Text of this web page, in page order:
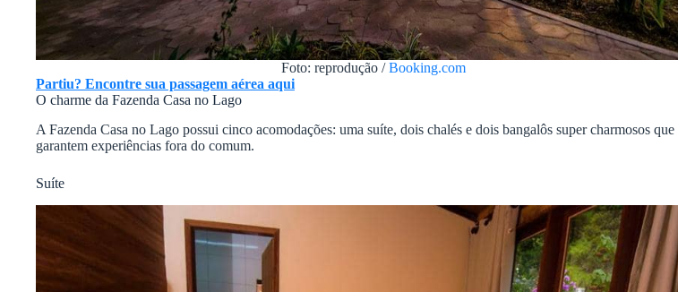
Foto: reprodução /Booking.com
Partiu? Encontre sua passagem aérea aqui
O charme da Fazenda Casa no Lago
A Fazenda Casa no Lago possui cinco acomodações: uma suíte, dois chalés e dois bangalôs super charmosos que
garantem experiências fora do comum.
Suíte